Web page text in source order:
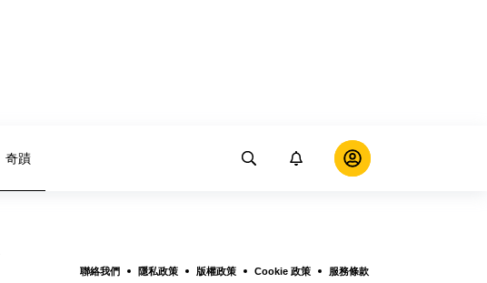
奇蹟
聯絡我們 隱私政策 版權政策 Cookie 政策
服務條款